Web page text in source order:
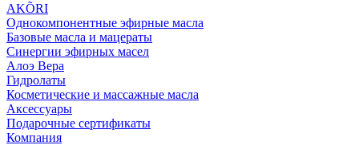
AKÕRI
Однокомпонентные эфирные масла
Базовые масла и мацераты
Синергии эфирных масел
Алоэ Вера
Гидролаты
Косметические и массажные масла
Аксессуары
Подарочные сертификаты
Компания